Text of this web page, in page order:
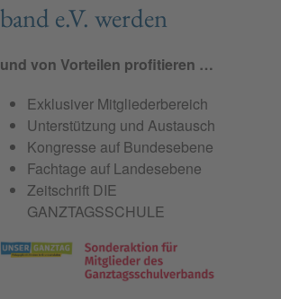
band e.V. wer­den
und von Vorteilen profitieren …
Exklusiver Mitgliederbereich
Unterstützung und Austausch
Kongresse auf Bundesebene
Fachtage auf Landesebene
Zeitschrift DIE
GANZTAGSSCHULE